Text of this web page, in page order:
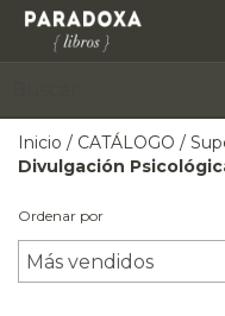
Inicio / CATÁLOGO /
Divulgación
Ordenar por